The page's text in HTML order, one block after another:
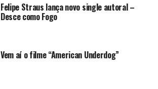
Felipe Straus lança novo single autoral –
Desce como Fogo
Vem aí o filme “American Underdog”